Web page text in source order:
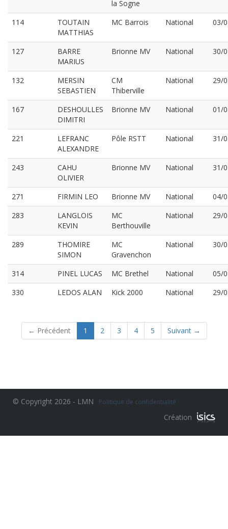
la Sogne
114
TOUTAIN
MATTHIAS
MC Barrois National 03/
127
BARRE
MARIUS
Brionne MV National 30/
132
MERSIN
SEBASTIEN
CM
Thiberville
National 29/
167
DESHOULLES
DIMITRI
Brionne MV National 01/
221
LEFRANC
ALEXANDRE
Pôle RSTT National 31/
243
CAHU
OLIVIER
Brionne MV National 31/
271 FIRMIN LEO Brionne MV National
04/
283
LANGLOIS
KEVIN
MC
Berthouville
National 29/
289
THOMIRE
SIMON
MC
Gravenchon
National 30/
314 PINEL LUCAS MC Brethel National
05/
330
LEDOS ALAN Kick 2000 National 29/
← Précédent 1 (current)
2 3 4 5 Suivant →
© Copyright 2026 - LMN Politique de confidentialité
Création